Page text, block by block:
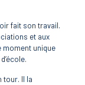
fait son travail.
et aux
moment unique
tour. Il la